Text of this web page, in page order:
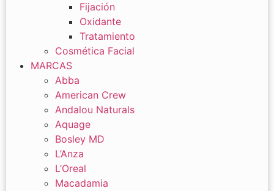
Fijación
Oxidante
Tratamiento
Cosmética Facial
MARCAS
Abba
American Crew
Andalou Naturals
Aquage
Bosley MD
L’Anza
L’Oreal
Macadamia